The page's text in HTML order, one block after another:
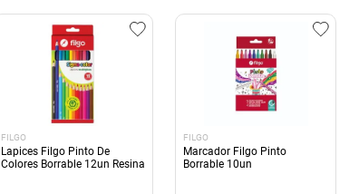
FILGO
Lapices Filgo Pinto De
Colores Borrable 12un Resina
FILGO
Marcador Filgo Pinto
Borrable 10un